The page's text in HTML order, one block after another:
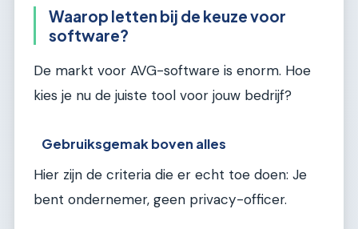
Waarop letten bij de keuze voor
software?
De markt voor AVG-software is enorm. Hoe
kies je nu de juiste tool voor jouw bedrijf?
Gebruiksgemak boven alles
Hier zijn de criteria die er echt toe doen: Je
bent ondernemer, geen privacy-officer.